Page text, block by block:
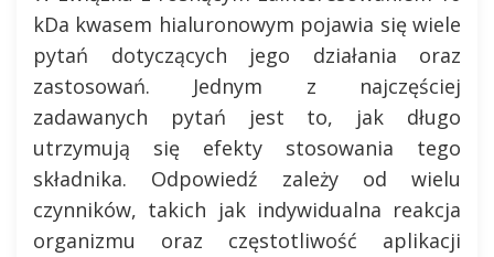
kDa kwasem hialuronowym pojawia się wiele
pytań dotyczących jego działania oraz
zastosowań. Jednym z najczęściej
zadawanych pytań jest to, jak długo
utrzymują się efekty stosowania tego
składnika. Odpowiedź zależy od wielu
czynników, takich jak indywidualna reakcja
organizmu oraz częstotliwość aplikacji